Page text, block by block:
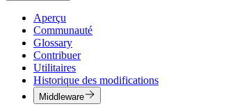
Aperçu
Communauté
Glossary
Contribuer
Utilitaires
Historique des modifications
Middleware